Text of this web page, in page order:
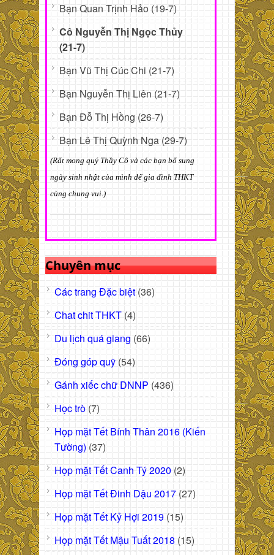
Bạn Quan Trịnh Hảo (19-7)
Cô Nguyễn Thị Ngọc Thủy
(21-7)
Bạn Vũ Thị Cúc Chi (21-7)
Bạn Nguyễn Thị Liên (21-7)
Bạn Đỗ Thị Hồng (26-7)
Bạn Lê Thị Quỳnh Nga (29-7)
(Rất mong quý Thầy Cô và các bạn bổ sung
ngày sinh nhật của mình để gia đình THKT
cùng chung vui.)
Chuyên mục
Các trang Đặc biệt (36)
Chat chit THKT (4)
Du lịch quá giang (66)
Đóng góp quỹ (54)
Gánh xiếc chữ DNNP (436)
Học trò (7)
Họp mặt Tết Bính Thân 2016 (Kiến
Tường) (37)
Họp mặt Tết Canh Tý 2020 (2)
Họp mặt Tết Đinh Dậu 2017 (27)
Họp mặt Tết Kỷ Hợi 2019 (15)
Họp mặt Tết Mậu Tuất 2018 (15)